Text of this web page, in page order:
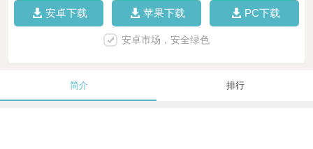
安卓下载 苹果下载 PC下载
安卓市场，安全绿色
简介 排行